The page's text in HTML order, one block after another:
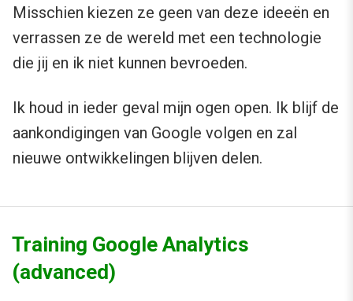
Misschien kiezen ze geen van deze ideeën en
verrassen ze de wereld met een technologie
die jij en ik niet kunnen bevroeden.
Ik houd in ieder geval mijn ogen open. Ik blijf de
aankondigingen van Google volgen en zal
nieuwe ontwikkelingen blijven delen.
Training Google Analytics
(advanced)